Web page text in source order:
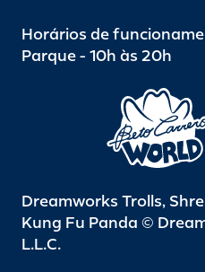
Horários de
Parque - 10h às 20h
Dreamworks Trolls,
Kung Fu Panda ©
L.L.C.